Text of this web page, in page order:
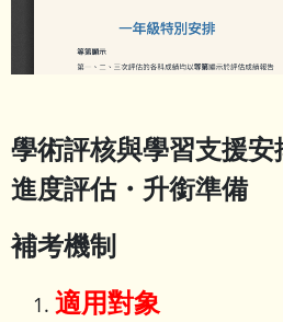
學術評核與學習支援安
進度評估・升銜準備
補考機制
適用對象